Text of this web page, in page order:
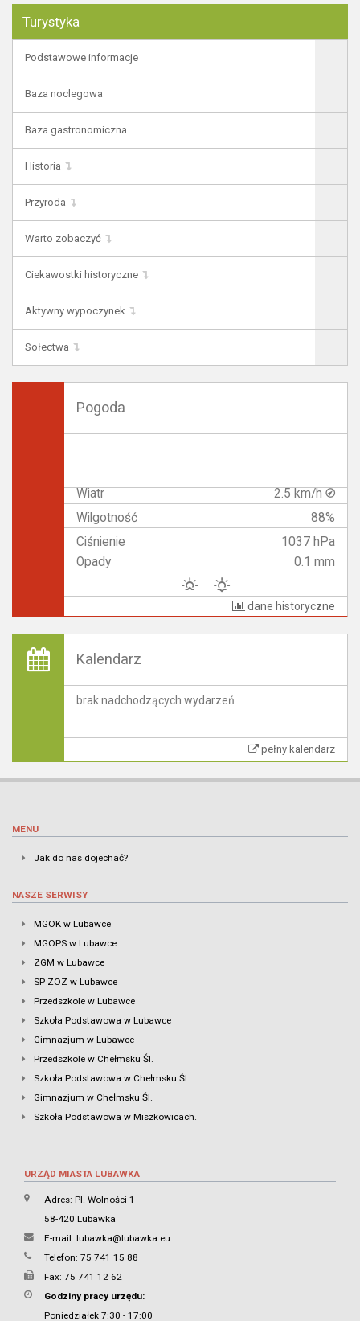
Turystyka
Podstawowe informacje
Baza noclegowa
Baza gastronomiczna
Historia
Przyroda
Warto zobaczyć
Ciekawostki historyczne
Aktywny wypoczynek
Sołectwa
Pogoda
Wiatr
2.5 km/h
Wilgotność
88%
Ciśnienie
1037 hPa
Opady
0.1 mm
dane historyczne
Kalendarz
brak nadchodzących wydarzeń
pełny kalendarz
MENU
Jak do nas dojechać?
NASZE SERWISY
MGOK w Lubawce
MGOPS w Lubawce
ZGM w Lubawce
SP ZOZ w Lubawce
Przedszkole w Lubawce
Szkoła Podstawowa w Lubawce
Gimnazjum w Lubawce
Przedszkole w Chełmsku Śl.
Szkoła Podstawowa w Chełmsku Śl.
Gimnazjum w Chełmsku Śl.
Szkoła Podstawowa w Miszkowicach.
URZĄD MIASTA LUBAWKA
Adres: Pl. Wolności 1
58-420 Lubawka
E-mail: lubawka@lubawka.eu
Telefon: 75 741 15 88
Fax: 75 741 12 62
Godziny pracy urzędu:
Poniedziałek 7:30 - 17:00